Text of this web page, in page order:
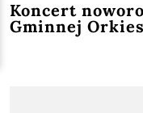
Koncert
Gminnej